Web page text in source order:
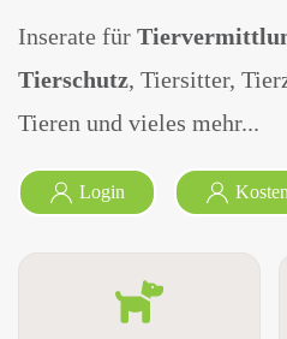
Inserate für
Tierschutz, Tiersitter,
Tieren und vieles mehr...
Login